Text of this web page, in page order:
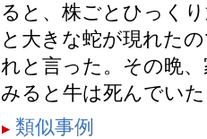
ると、株ごとひっく
と大きな蛇が現れた
れと言った。その晩
みると牛は死んでい
類似事例